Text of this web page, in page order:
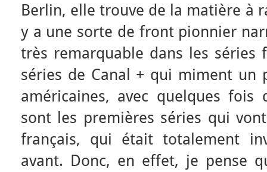
Berlin, elle trouve de la matière à
y a une sorte de front pionnier
très remarquable dans les séries
séries de Canal + qui miment un
américaines, avec quelques fois
sont les premières séries qui
français, qui était totalement
avant. Donc, en effet, je pense